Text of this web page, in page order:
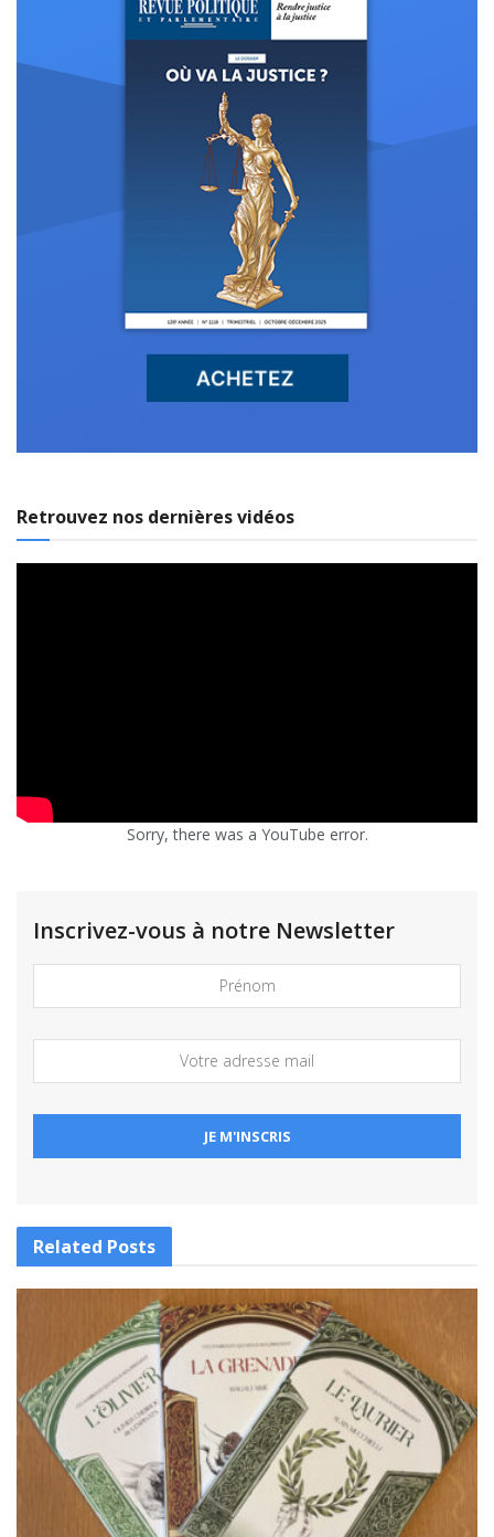
Retrouvez nos dernières vidéos
Sorry, there was a YouTube error.
Inscrivez-vous à notre Newsletter
Related Posts